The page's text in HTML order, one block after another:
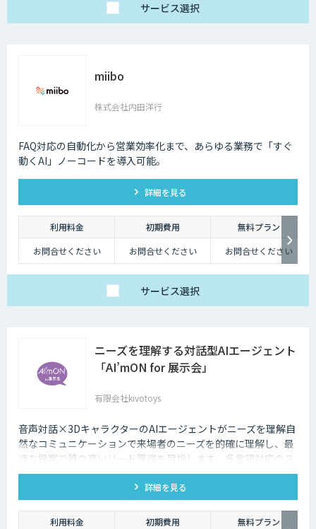
サービス選択
miibo
株式会社内田洋行
FAQ対応の自動化から営業効率化まで、あらゆる業務で「すぐ
動くAI」ノーコードを導入可能。
詳細を見る
利用料金 初期費用
無料プラン
お問合せください
お問合せください お問合せください
サービス選択
ニーズを理解する対話型AIエージェント
「AI’mON for 展示会」
有限会社kivotoys
音声対話×3DキャラクターのAIエージェントがニーズを理解自
然なコミュニケーションで来場者のニーズを的確に理解し、最
適な提案で質の高いリード獲得を目指します。多言語対応のス
タッフとして、人件費削減も実現。対話記録の取得・分析で展
示会後の追客も確実な成果へ。詳細を見る
利用料金 初期費用
無料プラン